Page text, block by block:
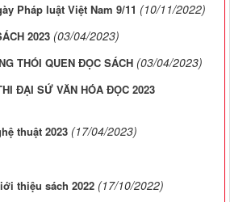
Pháp luật Việt Nam 9/11 (10/11/2022)
2023 (03/04/2023)
THÓI QUEN ĐỌC SÁCH (03/04/2023)
ĐẠI SỨ VĂN HÓA ĐỌC 2023
thuật 2023 (17/04/2023)
thiệu sách 2022 (17/10/2022)